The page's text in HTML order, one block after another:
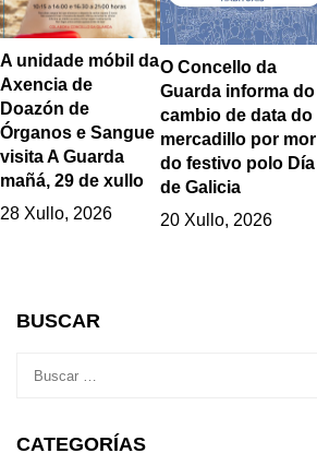
A unidade móbil da
Axencia de
Doazón de
Órganos e Sangue
visita A Guarda
mañá, 29 de xullo
28 Xullo, 2026
O Concello da
Guarda informa do
cambio de data do
mercadillo por mor
do festivo polo Día
de Galicia
20 Xullo, 2026
BUSCAR
CATEGORÍAS